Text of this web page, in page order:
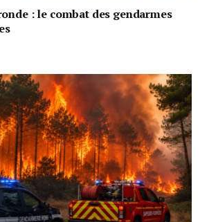
: le combat des gendarmes